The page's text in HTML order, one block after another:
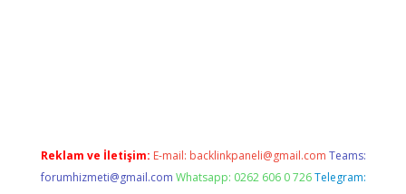
Reklam ve İletişim: E-mail: backlinkpaneli@gmail.com Teams:
forumhizmeti@gmail.com Whatsapp: 0262 606 0 726 Telegram: